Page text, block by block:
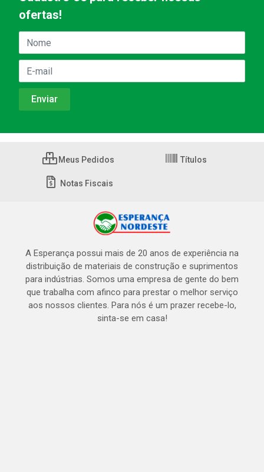
ofertas!
Meus Pedidos Títulos
Notas Fiscais
A Esperança possui mais de 20 anos de experiência na
distribuição de materiais de construção e suprimentos
para indústrias. Somos uma empresa de gente do bem
que trabalha com afinco para prestar o melhor serviço
aos nossos clientes. Para nós é um prazer recebe-lo,
sinta-se em casa!